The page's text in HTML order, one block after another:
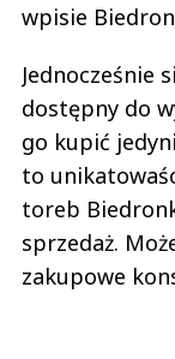
wpisie
Jednocześnie
dostępny do
go kupić
to
toreb
sprzedaż.
zakupowe